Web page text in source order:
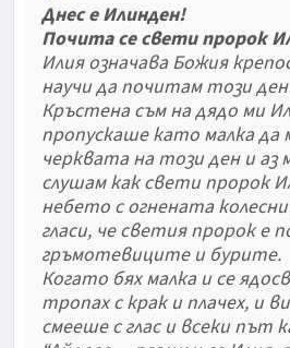
Днес е Илинден!
Почита се свети пророк
Илия означава Божия
научи да почитам този
Кръстена съм на дядо ми
пропускаше като малка да
черквата на този ден и аз
слушам как свети пророк
небето с огнената
гласи, че светия пророк е
гръмотевиците и бурите.
Когато бях малка и се
тропах с крак и плачех, и
смееше с глас и всеки път